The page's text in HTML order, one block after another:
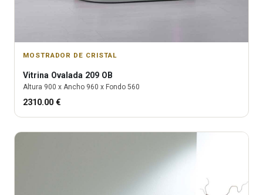
MOSTRADOR DE CRISTAL
Vitrina Ovalada 209 OB
Altura 900 x Ancho 960 x Fondo 560
2310.00 €